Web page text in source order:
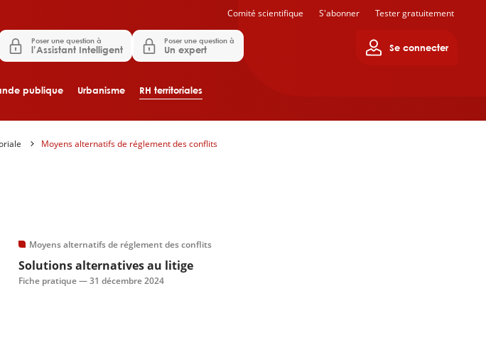
Aller au contenu principal
publique Urbanisme RH territoriales
Poser une question à
l’Assistant Intelligent
Poser une question à
Un expert Se connecter
Comité scientifique S'abonner Tester gratuitement
Moyens alternatifs de réglement des conflits
Moyens alternatifs de réglement des conflits
Solutions alternatives au litige
Fiche pratique —31 décembre 2024